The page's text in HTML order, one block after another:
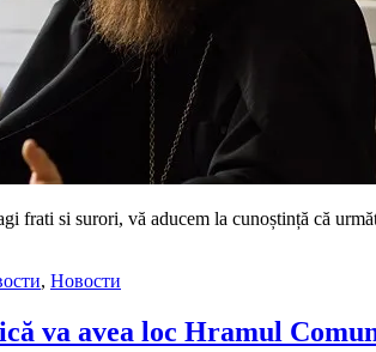
frati si surori, vă aducem la cunoștință că
, Новости
va avea loc Hramul